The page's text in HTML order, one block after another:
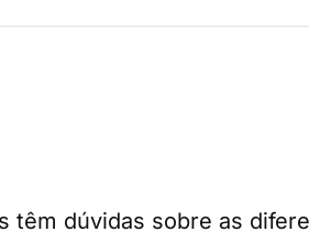
têm dúvidas sobre as